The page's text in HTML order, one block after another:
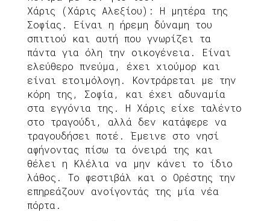
Χάρις (Χάρις Αλεξίου): Η μητέρα της
Σοφίας. Είναι η ήρεμη δύναμη του
σπιτιού και αυτή που γνωρίζει τα
πάντα για όλη την οικογένεια. Είναι
ελεύθερο πνεύμα, έχει χιούμορ και
είναι ετοιμόλογη. Κοντράρεται με την
κόρη της, Σοφία, και έχει αδυναμία
στα εγγόνια της. Η Χάρις είχε ταλέντο
στο τραγούδι, αλλά δεν κατάφερε να
τραγουδήσει ποτέ. Έμεινε στο νησί
αφήνοντας πίσω τα όνειρά της και
θέλει η Κλέλια να μην κάνει το ίδιο
λάθος. Το φεστιβάλ και ο Ορέστης την
επηρεάζουν ανοίγοντάς της μία νέα
πόρτα.